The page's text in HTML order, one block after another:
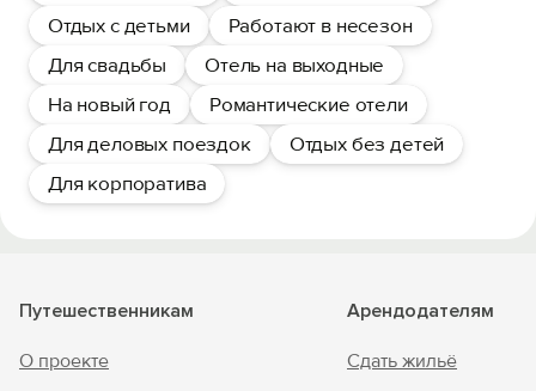
Отдых с детьми
Работают в несезон
Для свадьбы
Отель на выходные
На новый год
Романтические отели
Для деловых поездок
Отдых без детей
Для корпоратива
Путешественникам
О проекте
Арендодателям
Сдать жильё